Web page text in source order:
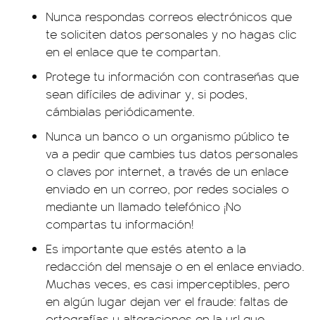
Nunca respondas correos electrónicos que
te soliciten datos personales y no hagas clic
en el enlace que te compartan.
Protege tu información con contraseñas que
sean difíciles de adivinar y, si podes,
cámbialas periódicamente.
Nunca un banco o un organismo público te
va a pedir que cambies tus datos personales
o claves por internet, a través de un enlace
enviado en un correo, por redes sociales o
mediante un llamado telefónico ¡No
compartas tu información!
Es importante que estés atento a la
redacción del mensaje o en el enlace enviado.
Muchas veces, es casi imperceptibles, pero
en algún lugar dejan ver el fraude: faltas de